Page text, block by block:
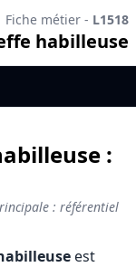
Fiche métier - L1518
habilleuse
:
: référentiel
est